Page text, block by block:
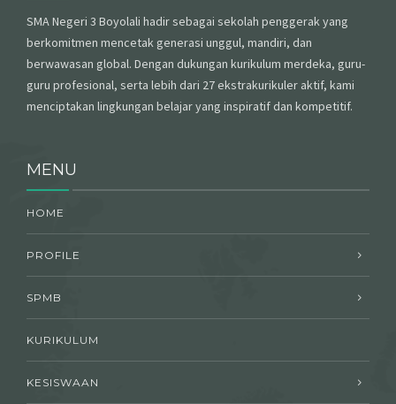
SMA Negeri 3 Boyolali hadir sebagai sekolah penggerak yang
berkomitmen mencetak generasi unggul, mandiri, dan
berwawasan global. Dengan dukungan kurikulum merdeka, guru-
guru profesional, serta lebih dari 27 ekstrakurikuler aktif, kami
menciptakan lingkungan belajar yang inspiratif dan kompetitif.
MENU
HOME
PROFILE
SPMB
KURIKULUM
KESISWAAN